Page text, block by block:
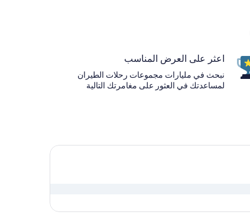
اعثر على العرض المناسب
نبحث في مليارات مجموعات رحلات الطيران
لمساعدتك في العثور على مغامرتك التالية